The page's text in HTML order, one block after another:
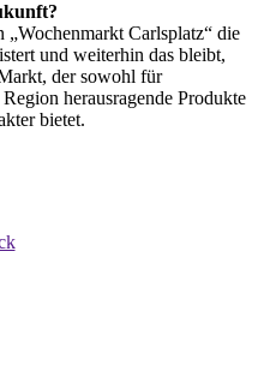
Carlsplatz“ die
und weiterhin das bleibt,
der sowohl für
herausragende Produkte
bietet.